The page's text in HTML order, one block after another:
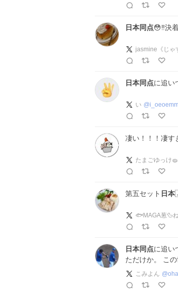
日本同点😳‼️決
jasmine《じゃ
日本同点に追い
い @
凄い！！！凄す
たまごゆっけ🧽
第五セット 日本
🐟MAGA葱
日本同点に追い
ただけか。 こ
こみよん @